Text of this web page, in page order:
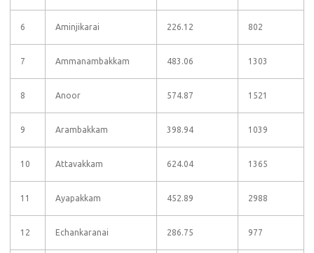
6 Aminjikarai 226.12 802
7 Ammanambakkam 483.06 1303
8 Anoor 574.87 1521
9 Arambakkam 398.94 1039
10 Attavakkam 624.04 1365
11 Ayapakkam 452.89 2988
12 Echankaranai 286.75 977